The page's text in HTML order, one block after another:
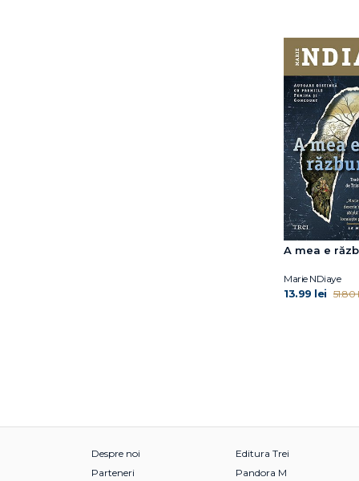
Janice Hallett
Jaume Cabré
A mea e
Marie NDiaye
13.99 lei 51.80
Despre noi
Parteneri
Editura Trei
Pandora M